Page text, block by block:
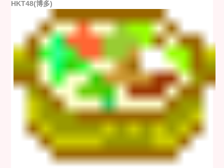
HKT48(博多)